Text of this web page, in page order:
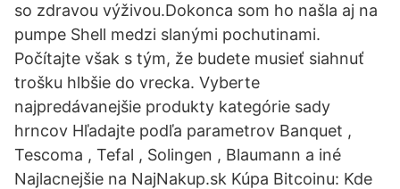
so zdravou výživou.Dokonca som ho našla aj na
pumpe Shell medzi slanými pochutinami.
Počítajte však s tým, že budete musieť siahnuť
trošku hlbšie do vrecka. Vyberte
najpredávanejšie produkty kategórie sady
hrncov Hľadajte podľa parametrov Banquet ,
Tescoma , Tefal , Solingen , Blaumann a iné
Najlacnejšie na NajNakup.sk Kúpa Bitcoinu: Kde